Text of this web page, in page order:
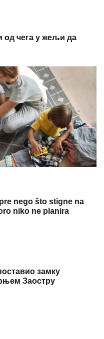
од чега у жељи да
nego što stigne na
niko ne planira
замку
Заостру